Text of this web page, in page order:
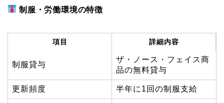
制服・労働環境の特徴
項目 詳細内容
制服貸与
ザ・ノース・フェイス商
品の無料貸与
更新頻度 半年に1回の制服支給